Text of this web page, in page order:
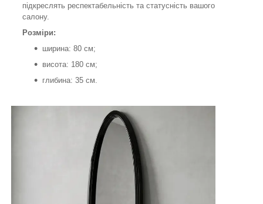
підкреслять респектабельність та статусність вашого
салону.
Розміри:
ширина: 80 см;
висота: 180 см;
глибина: 35 см.